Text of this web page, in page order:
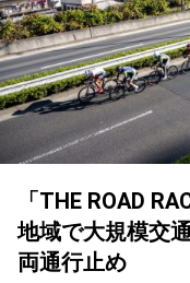
「THE ROAD
地域で大規模交
両通行止め